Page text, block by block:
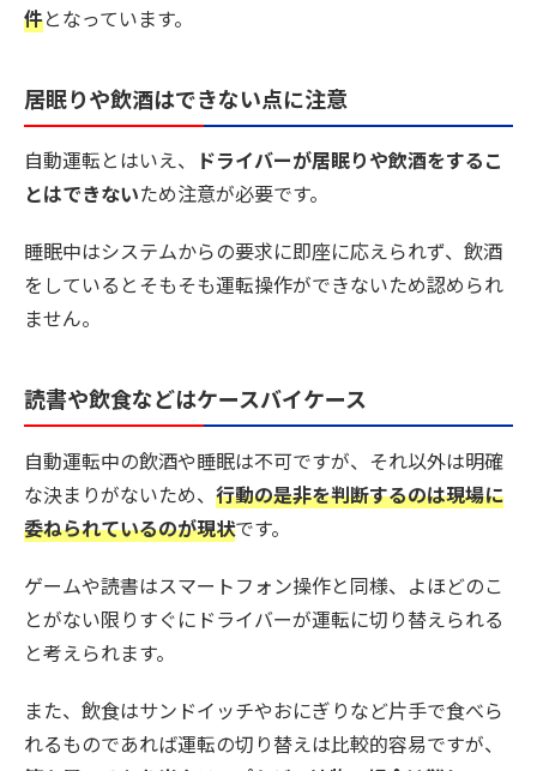
件となっています。
居眠りや飲酒はできない点に注意
自動運転とはいえ、 ドライバーが居眠りや飲酒をするこ
とはできないため注意が必要です。
睡眠中はシステムからの要求に即座に応えられず、飲酒
をしているとそもそも運転操作ができないため認められ
ません。
読書や飲食などはケースバイケース
自動運転中の飲酒や睡眠は不可ですが、それ以外は明確
な決まりがないため、 行動の是非を判断するのは現場に
委ねられているのが現状です。
ゲームや読書はスマートフォン操作と同様、よほどのこ
とがない限りすぐにドライバーが運転に切り替えられる
と考えられます。
また、飲食はサンドイッチやおにぎりなど片手で食べら
れるものであれば運転の切り替えは比較的容易ですが、